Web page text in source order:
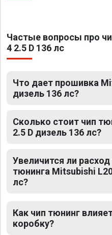
Частые вопросы про
4 2.5 D 136 лс
Что дает прошивка
дизель 136 лс?
Сколько стоит чип
2.5 D дизель 136 лс?
Увеличится ли
тюнинга Mitsubishi
лс?
Как чип тюнинг
коробку?